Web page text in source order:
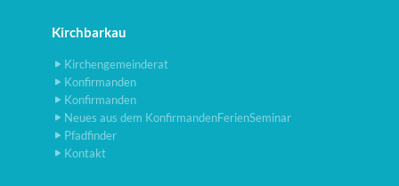
Kirchbarkau
Kirchengemeinderat
Konfirmanden
Konfirmanden
Neues aus dem KonfirmandenFerienSeminar
Pfadfinder
Kontakt